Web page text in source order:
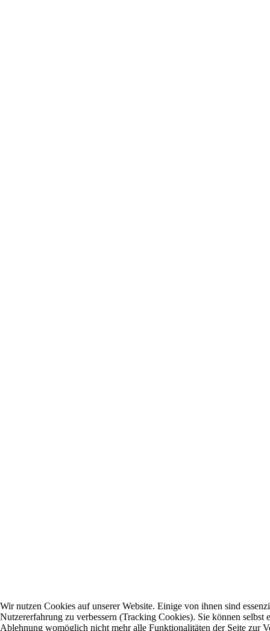
Wir nutzen Cookies auf unserer Website. Einige von ihnen sind
Nutzererfahrung zu verbessern (Tracking Cookies). Sie können selbst
Ablehnung womöglich nicht mehr alle Funktionalitäten der Seite zur